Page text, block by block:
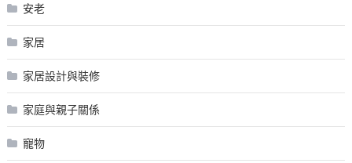
安老
家居
家居設計與裝修
家庭與親子關係
寵物